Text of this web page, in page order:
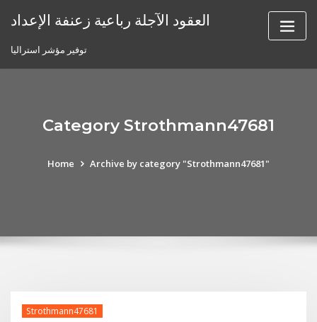
العقود الآجلة رباعية زعنفة الإعداد
توفير مؤشر استراليا
Category Strothmann47681
Home Archive by category "Strothmann47681"
Strothmann47681